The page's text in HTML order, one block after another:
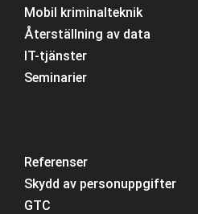
Mobil kriminalteknik
Återställning av data
IT-tjänster
Seminarier
Referenser
Skydd av personuppgifter
GTC